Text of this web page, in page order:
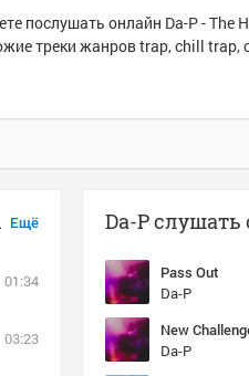
послушать онлайн Da-P - The
треки жанров trap, chill trap,
Ещё
01:34
03:23
Da-P
Pass Out
Da-P
New
Da-P